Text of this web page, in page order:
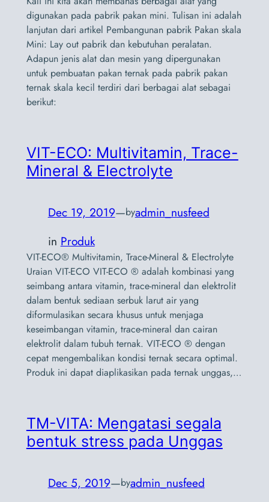
digunakan pada pabrik pakan mini. Tulisan ini adalah
lanjutan dari artikel Pembangunan pabrik Pakan skala
Mini: Lay out pabrik dan kebutuhan peralatan.
Adapun jenis alat dan mesin yang dipergunakan
untuk pembuatan pakan ternak pada pabrik pakan
ternak skala kecil terdiri dari berbagai alat sebagai
berikut:
VIT-ECO: Multivitamin, Trace-
Mineral & Electrolyte
Dec 19, 2019—byadmin_nusfeed
in Produk
VIT-ECO® Multivitamin, Trace-Mineral & Electrolyte
Uraian VIT-ECO VIT-ECO ® adalah kombinasi yang
seimbang antara vitamin, trace-mineral dan elektrolit
dalam bentuk sediaan serbuk larut air yang
diformulasikan secara khusus untuk menjaga
keseimbangan vitamin, trace-mineral dan cairan
elektrolit dalam tubuh ternak. VIT-ECO ® dengan
cepat mengembalikan kondisi ternak secara optimal.
Produk ini dapat diaplikasikan pada ternak unggas,…
TM-VITA: Mengatasi segala
bentuk stress pada Unggas
Dec 5, 2019—byadmin_nusfeed